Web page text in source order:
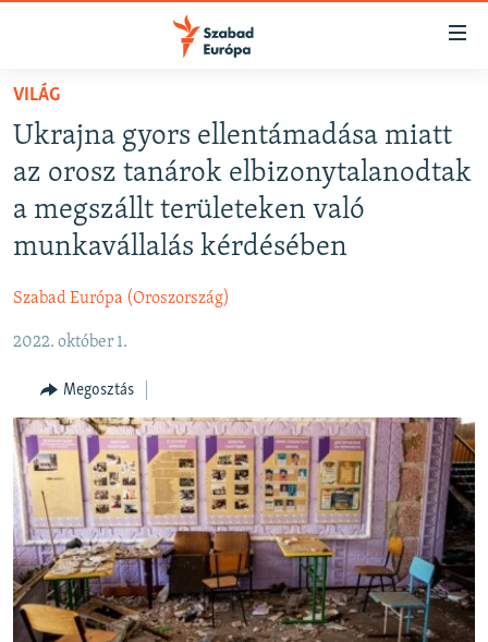
Akadálymentes
Ugrás
oldalra
tartalomjegyzékre
keresésre
NAPIRENDEN
AKTUÁLIS
PODCASTOK
VIDEÓK
SZABADON
TÁRSADALOM
DEMOKRÁCIA
A PÉNZ NYOMÁBAN
EURÓPAI UNIÓ
VILÁG
KLÍMAVÁLTOZÁS
A MÚLT TANULSÁGAI
VILÁG
Ukrajna gyors ellentámadása miatt
az orosz tanárok elbizonytalanodtak
a megszállt területeken való
munkavállalás kérdésében
Szabad Európa (Oroszország)
2022. október 1.
Megosztás
FELIRATKOZÁS